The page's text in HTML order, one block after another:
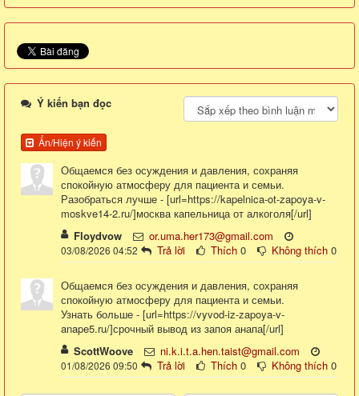
Ý kiến bạn đọc
Ẩn/Hiện ý kiến
Общаемся без осуждения и давления, сохраняя
спокойную атмосферу для пациента и семьи.
Разобраться лучше - [url=https://kapelnica-ot-zapoya-v-
moskve14-2.ru/]москва капельница от алкоголя[/url]
Floydvow
or.uma.her173@gmail.com
03/08/2026 04:52 Trả lời Thích 0 Không thích 0
Общаемся без осуждения и давления, сохраняя
спокойную атмосферу для пациента и семьи.
Узнать больше - [url=https://vyvod-iz-zapoya-v-
anape5.ru/]срочный вывод из запоя анапа[/url]
ScottWoove
ni.k.i.t.a.hen.taist@gmail.com
01/08/2026 09:50 Trả lời Thích 0 Không thích 0